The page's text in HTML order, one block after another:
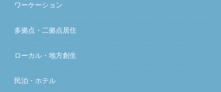
ワーケーション
多拠点・二拠点居住
ローカル・地方創生
民泊・ホテル